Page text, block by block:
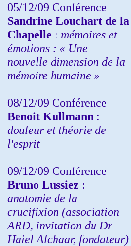
05/12/09 Conférence
Sandrine Louchart de la
Chapelle : mémoires et
émotions : « Une
nouvelle dimension de la
mémoire humaine »
08/12/09 Conférence
Benoit Kullmann :
douleur et théorie de
l'esprit
09/12/09 Conférence
Bruno Lussiez :
anatomie de la
crucifixion (association
ARD, invitation du Dr
Haiel Alchaar, fondateur)